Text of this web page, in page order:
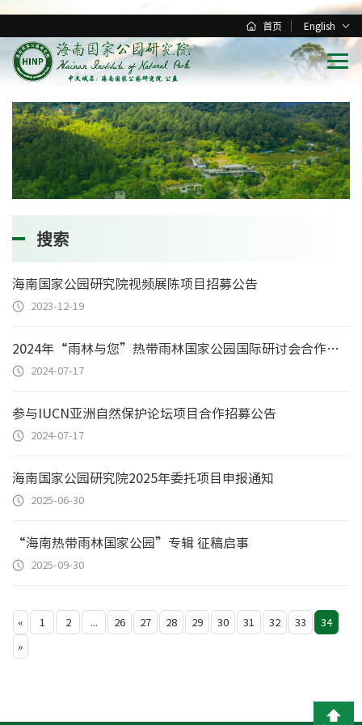
首页 English
搜索
海南国家公园研究院视频展陈项目招募公告
2023-12-19
2024年“雨林与您”热带雨林国家公园国际研讨会合作招募公告
2024-07-17
参与IUCN亚洲自然保护论坛项目合作招募公告
2024-07-17
海南国家公园研究院2025年委托项目申报通知
2025-06-30
“海南热带雨林国家公园”专辑 征稿启事
2025-09-30
« 1 2 ... 26 27 28 29 30 31 32 33 34
»